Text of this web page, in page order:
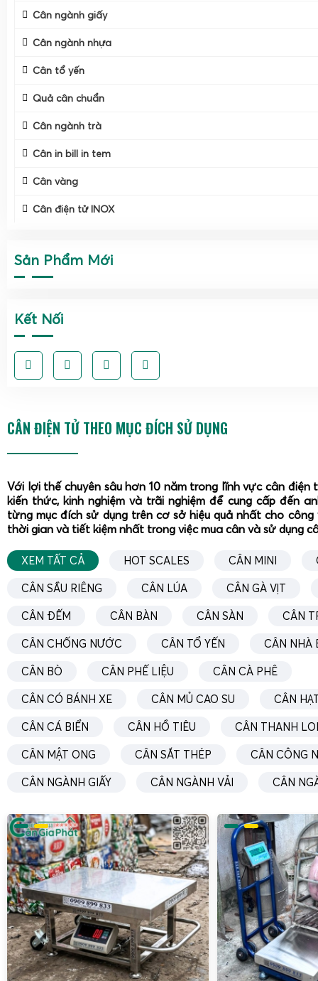
Cân ngành giấy
Cân ngành nhựa
Cân tổ yến
Quả cân chuẩn
Cân ngành trà
Cân in bill in tem
Cân vàng
Cân điện tử INOX
Sản Phẩm Mới
Kết Nối
CÂN ĐIỆN TỬ THEO MỤC ĐÍCH SỬ DỤNG
Với lợi thế chuyên sâu hơn 10 năm trong lĩnh vực cân điện
kiến thức, kinh nghiệm và trãi nghiệm để cung cấp đến
từng mục đích sử dụng trên cơ sở hiệu quả nhất cho
thời gian và tiết kiệm nhất trong việc mua cân và sử dụng
XEM TẤT CẢ HOT SCALES CÂN MINI
CÂN SẦU RIÊNG CÂN LÚA CÂN GÀ VỊT
CÂN ĐẾM CÂN BÀN CÂN SÀN CÂN
CÂN CHỐNG NƯỚC CÂN TỔ YẾN CÂN NHÀ
CÂN BÒ CÂN PHẾ LIỆU CÂN CÀ PHÊ
CÂN CÓ BÁNH XE CÂN MỦ CAO SU CÂN
CÂN CÁ BIỂN CÂN HỒ TIÊU CÂN THANH
CÂN MẬT ONG CÂN SẮT THÉP CÂN CÔNG
CÂN NGÀNH GIẤY CÂN NGÀNH VẢI CÂN